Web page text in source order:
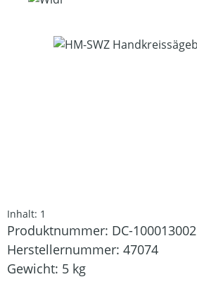
Bildergalerie überspringen
Inhalt: 1
Produktnummer: DC-100013002
Herstellernummer: 47074
Gewicht: 5 kg